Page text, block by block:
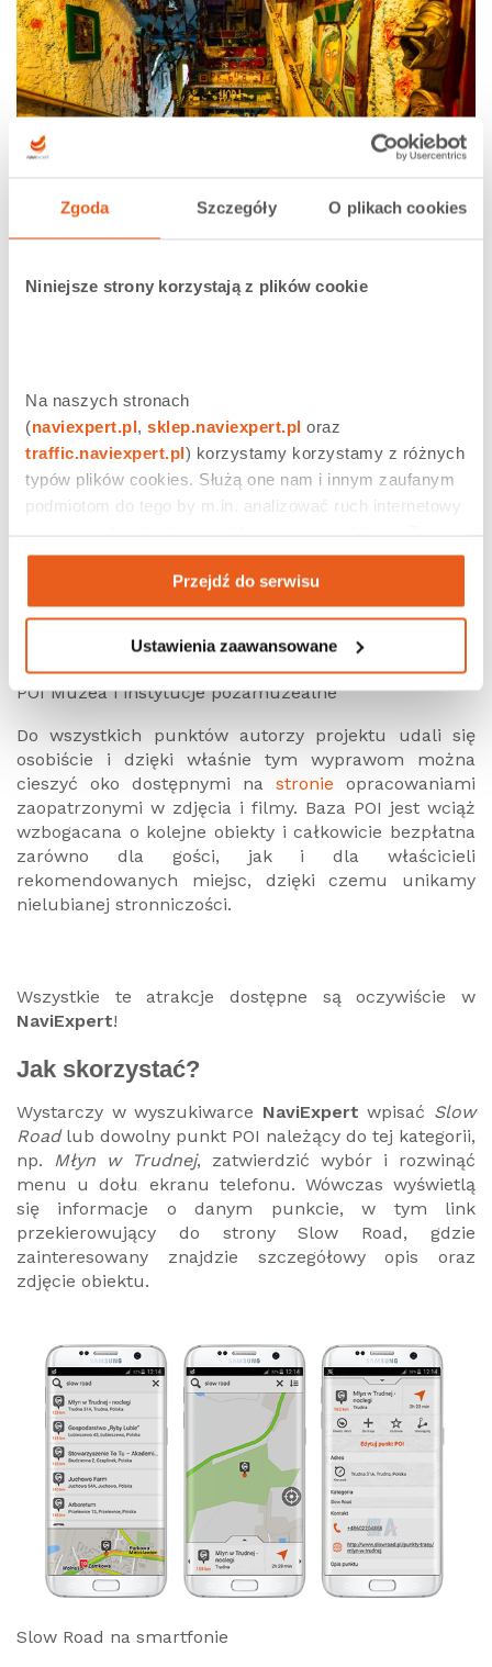
Zgoda Szczegóły O plikach cookies
Niniejsze strony korzystają z plików cookie
Na naszych stronach
(naviexpert.pl sklep.naviexpert.pl
traffic.naviexpert.pl) korzystamy korzystamy z różnych
typów plików cookies. Służą one nam i innym zaufanym
podmiotom do tego by m.in. analizować ruch internetowy
aktywności na naszych stronach internetowych. Więcej
informacji znajdziesz w naszej polityce prywatności
Przejdź do serwisu
Ustawienia zaawansowane
Chęciny, Centrum Nauki Leonardo da Vinci
POI Muzea i instytucje pozamuzealne
Do wszystkich punktów autorzy projektu udali się
osobiście i dzięki właśnie tym wyprawom można
cieszyć oko dostępnymi na stronie opracowaniami
zaopatrzonymi w zdjęcia i filmy. Baza POI jest wciąż
wzbogacana o kolejne obiekty i całkowicie bezpłatna
zarówno dla gości, jak i dla właścicieli
rekomendowanych miejsc, dzięki czemu unikamy
nielubianej stronniczości.
Wszystkie te atrakcje dostępne są oczywiście w
NaviExpert!
Jak skorzystać?
Wystarczy w wyszukiwarce NaviExpert wpisać Slow
Roadlub dowolny punkt POI należący do tej kategorii,
np.
Młyn w Trudnej, zatwierdzić wybór i rozwinąć
menu u dołu ekranu telefonu. Wówczas wyświetlą
się informacje o danym punkcie, w tym link
przekierowujący do strony Slow Road, gdzie
zainteresowany znajdzie szczegółowy opis oraz
zdjęcie obiektu.
Slow Road na smartfonie